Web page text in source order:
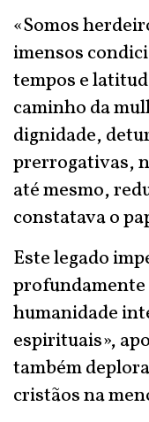
«Somos
imensos
tempos e
caminho da
dignidade,
prerrogativas,
até mesmo,
constatava o
Este legado
profundamente
humanidade
espirituais»,
também
cristãos na